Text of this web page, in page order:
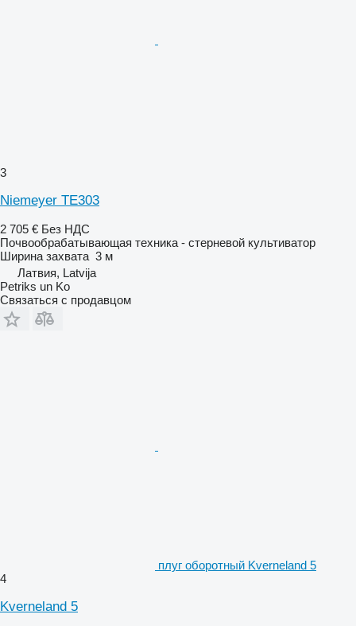
3
Niemeyer TE303
2 705 € Без НДС
Почвообрабатывающая техника - стерневой культиватор
Ширина захвата 3 м
Латвия, Latvija
Petriks un Ko
Связаться с продавцом
плуг оборотный Kverneland 5
4
Kverneland 5